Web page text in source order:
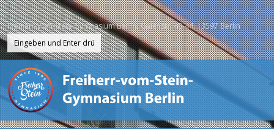
Freiherr-vom-Stein-Gymnasium Berlin, Galenstr. 40-44, 13597 Berlin